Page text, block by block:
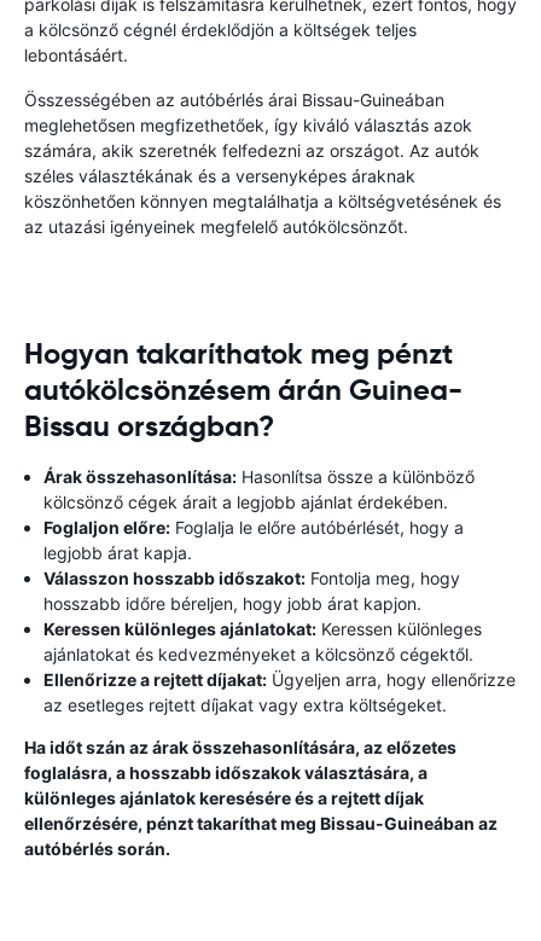
parkolási díjak is felszámításra kerülhetnek, ezért fontos, hogy
a kölcsönző cégnél érdeklődjön a költségek teljes
lebontásáért.
Összességében az autóbérlés árai Bissau-Guineában
meglehetősen megfizethetőek, így kiváló választás azok
számára, akik szeretnék felfedezni az országot. Az autók
széles választékának és a versenyképes áraknak
köszönhetően könnyen megtalálhatja a költségvetésének és
az utazási igényeinek megfelelő autókölcsönzőt.
Hogyan takaríthatok meg pénzt
autókölcsönzésem árán Guinea-
Bissau országban?
Árak összehasonlítása: Hasonlítsa össze a különböző
kölcsönző cégek árait a legjobb ajánlat érdekében.
Foglaljon előre: Foglalja le előre autóbérlését, hogy a
legjobb árat kapja.
Válasszon hosszabb időszakot: Fontolja meg, hogy
hosszabb időre béreljen, hogy jobb árat kapjon.
Keressen különleges ajánlatokat: Keressen különleges
ajánlatokat és kedvezményeket a kölcsönző cégektől.
Ellenőrizze a rejtett díjakat: Ügyeljen arra, hogy ellenőrizze
az esetleges rejtett díjakat vagy extra költségeket.
Ha időt szán az árak összehasonlítására, az előzetes
foglalásra, a hosszabb időszakok választására, a
különleges ajánlatok keresésére és a rejtett díjak
ellenőrzésére, pénzt takaríthat meg Bissau-Guineában az
autóbérlés során.